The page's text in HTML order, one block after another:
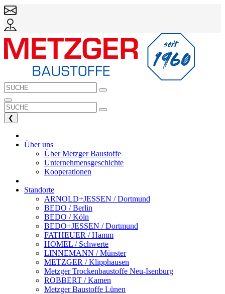
❮
Über uns
Über Metzger Baustoffe
Unternehmensgeschichte
Kooperationen
Standorte
ARNOLD+JESSEN / Dortmund
BEDO / Berlin
BEDO / Köln
BEDO+JESSEN / Dortmund
FATHEUER / Hamm
HOMEL / Schwerte
LINNEMANN / Münster
METZGER / Klipphausen
Metzger Trockenbaustoffe Neu-Isenburg
ROBBERT / Kamen
Metzger Baustoffe Lünen